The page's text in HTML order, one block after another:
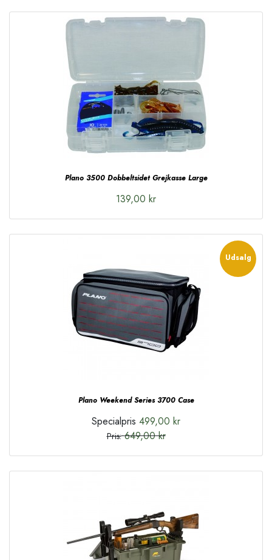
Plano 3500 Dobbeltsidet Grejkasse Large
139,00 kr
Udsalg
Plano Weekend Series 3700 Case
Specialpris 499,00 kr
Pris: 649,00 kr